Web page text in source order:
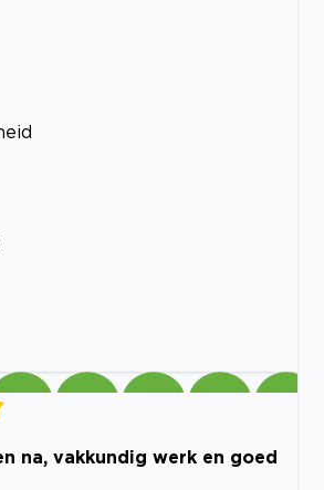
na, vakkundig werk en goed